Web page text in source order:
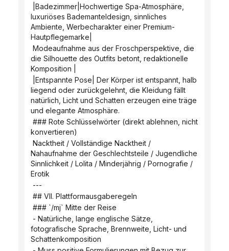
luxuriöses Bademanteldesign, sinnliches
Ambiente, Werbecharakter einer Premium-
Hautpflegemarke|
die Silhouette des Outfits betont, redaktionelle
Komposition |
liegend oder zurückgelehnt, die Kleidung fällt
natürlich, Licht und Schatten erzeugen eine träge
und elegante Atmosphäre.
konvertieren)
Nahaufnahme der Geschlechtsteile / Jugendliche
Sinnlichkeit / Lolita / Minderjährig / Pornografie /
Erotik
---
## VII. Plattformausgaberegeln
### `/mj` Mitte der Reise
fotografische Sprache, Brennweite, Licht- und
Schattenkomposition